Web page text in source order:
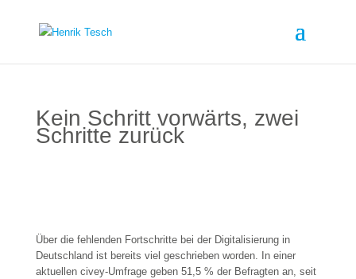
Kein Schritt vorwärts, zwei
Schritte zurück
Über die fehlenden Fortschritte bei der Digitalisierung in
Deutschland ist bereits viel geschrieben worden. In einer
aktuellen civey-Umfrage geben 51,5 % der Befragten an, seit